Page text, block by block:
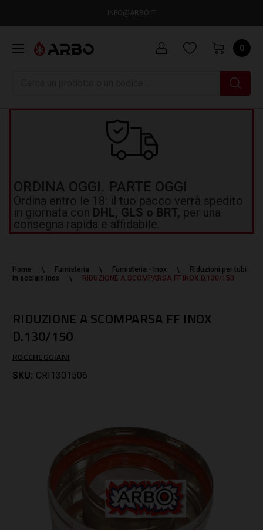
INFO@ARBO.IT
0
ORDINA OGGI. PARTE OGGI
Ordina entro le 18: il tuo pacco verrà spedito
in giornata con DHL, GLS o BRT, per una
consegna rapida e affidabile.
Home Fumisteria Fumisteria - Inox
Riduzioni per tubi
in acciaio inox
RIDUZIONE A SCOMPARSA FF INOX D.130/150
RIDUZIONE A SCOMPARSA FF INOX
D.130/150
ROCCHEGGIANI
SKU: CRI1301506